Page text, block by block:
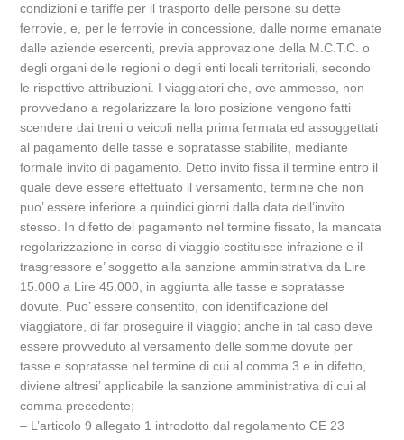
condizioni e tariffe per il trasporto delle persone su dette
ferrovie, e, per le ferrovie in concessione, dalle norme emanate
dalle aziende esercenti, previa approvazione della M.C.T.C. o
degli organi delle regioni o degli enti locali territoriali, secondo
le rispettive attribuzioni. I viaggiatori che, ove ammesso, non
provvedano a regolarizzare la loro posizione vengono fatti
scendere dai treni o veicoli nella prima fermata ed assoggettati
al pagamento delle tasse e sopratasse stabilite, mediante
formale invito di pagamento. Detto invito fissa il termine entro il
quale deve essere effettuato il versamento, termine che non
puo’ essere inferiore a quindici giorni dalla data dell’invito
stesso. In difetto del pagamento nel termine fissato, la mancata
regolarizzazione in corso di viaggio costituisce infrazione e il
trasgressore e’ soggetto alla sanzione amministrativa da Lire
15.000 a Lire 45.000, in aggiunta alle tasse e sopratasse
dovute. Puo’ essere consentito, con identificazione del
viaggiatore, di far proseguire il viaggio; anche in tal caso deve
essere provveduto al versamento delle somme dovute per
tasse e sopratasse nel termine di cui al comma 3 e in difetto,
diviene altresi’ applicabile la sanzione amministrativa di cui al
comma precedente;
– L’articolo 9 allegato 1 introdotto dal regolamento CE 23